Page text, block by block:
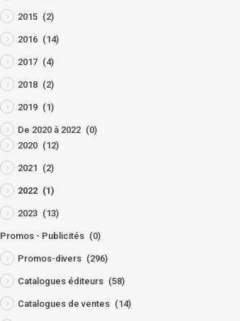
2015 (2)
2016 (14)
2017 (4)
2018 (2)
2019 (1)
De 2020 à 2022 (0)
2020 (12)
2021 (2)
2022 (1)
2023 (13)
Promos - Publicités (0)
Promos-divers (296)
Catalogues éditeurs (58)
Catalogues de ventes (14)